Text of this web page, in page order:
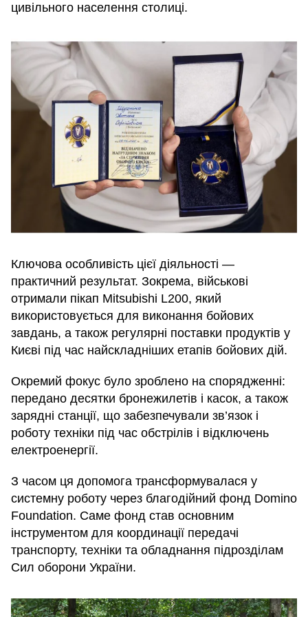
цивільного населення столиці.
Ключова особливість цієї діяльності —
практичний результат. Зокрема, військові
отримали пікап Mitsubishi L200, який
використовується для виконання бойових
завдань, а також регулярні поставки продуктів у
Києві під час найскладніших етапів бойових дій.
Окремий фокус було зроблено на спорядженні:
передано десятки бронежилетів і касок, а також
зарядні станції, що забезпечували зв’язок і
роботу техніки під час обстрілів і відключень
електроенергії.
З часом ця допомога трансформувалася у
системну роботу через благодійний фонд Domino
Foundation. Саме фонд став основним
інструментом для координації передачі
транспорту, техніки та обладнання підрозділам
Сил оборони України.